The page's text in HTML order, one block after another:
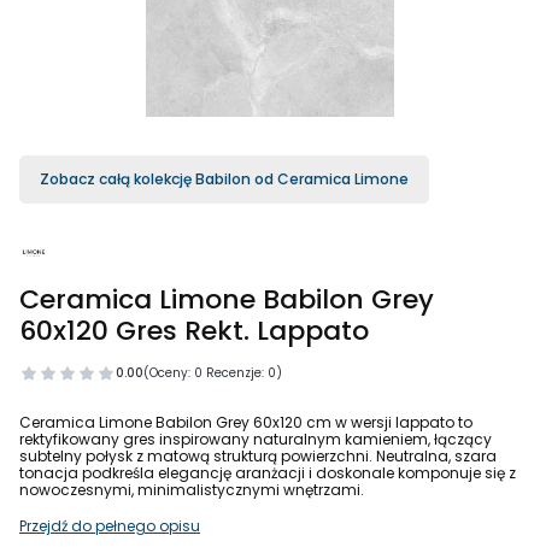
Zobacz całą kolekcję Babilon od Ceramica Limone
Ceramica Limone Babilon Grey
60x120 Gres Rekt. Lappato
0.00(Oceny: 0 Recenzje: 0)
Ceramica Limone Babilon Grey 60x120 cm w wersji lappato to
rektyfikowany gres inspirowany naturalnym kamieniem, łączący
subtelny połysk z matową strukturą powierzchni. Neutralna, szara
tonacja podkreśla elegancję aranżacji i doskonale komponuje się z
nowoczesnymi, minimalistycznymi wnętrzami.
Przejdź do pełnego opisu